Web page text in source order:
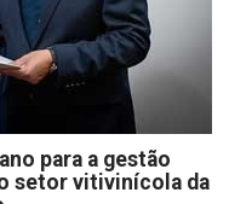
para a gestão
setor vitivinícola da